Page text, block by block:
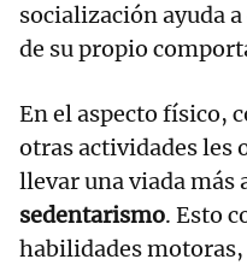
socialización ayuda
de su propio
En el aspecto físico,
otras actividades les
llevar una viada más
sedentarismo. Esto
habilidades